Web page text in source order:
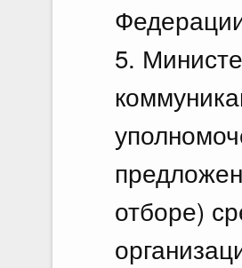
5.
отборе)